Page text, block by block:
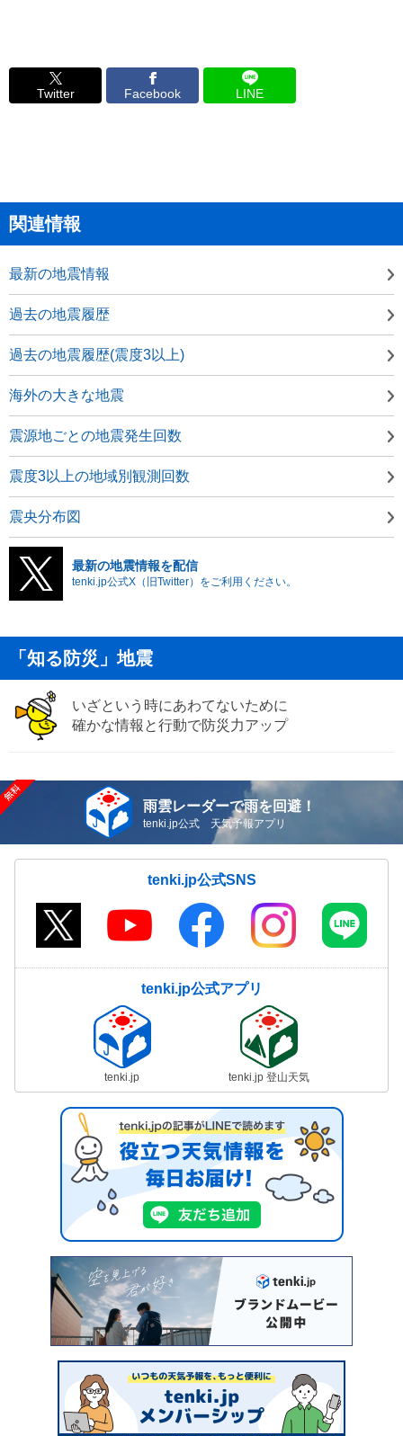
Twitter Facebook LINE
関連情報
最新の地震情報
過去の地震履歴
過去の地震履歴(震度3以上)
海外の大きな地震
震源地ごとの地震発生回数
震度3以上の地域別観測回数
震央分布図
最新の地震情報を配信
tenki.jp公式X（旧Twitter）をご利用ください。
「知る防災」地震
いざという時にあわてないために
確かな情報と行動で防災力アップ
雨雲レーダーで雨を回避！
tenki.jp公式 天気予報アプリ
tenki.jp公式SNS
tenki.jp公式アプリ
tenki.jp tenki.jp 登山天気